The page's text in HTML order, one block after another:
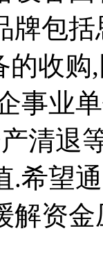
牌包
的收
事业
清退
.希望
解资